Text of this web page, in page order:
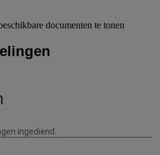
documenten te tonen